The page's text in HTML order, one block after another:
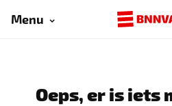
Menu
Oeps, er is iets